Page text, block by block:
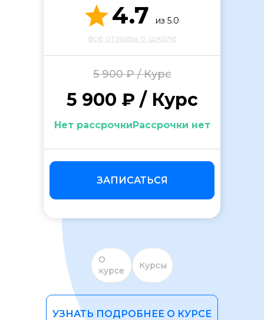
4.7
из 5.0
все отзывы о школе
5 900 ₽ / Курс
5 900 ₽ / Курс
Нет рассрочкиРассрочки нет
ЗАПИСАТЬСЯ
О
курсе
Курсы
УЗНАТЬ ПОДРОБНЕЕ О КУРСЕ
ОСТАВИТЬ ОТЗЫВ